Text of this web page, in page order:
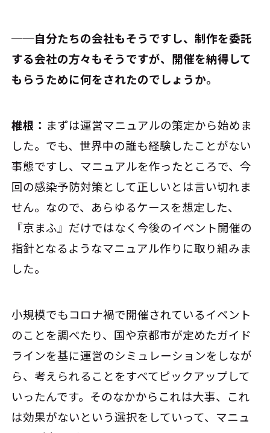
──自分たちの会社もそうですし、制作を委託
する会社の方々もそうですが、開催を納得して
もらうために何をされたのでしょうか。
椎根： まずは運営マニュアルの策定から始めま
した。でも、世界中の誰も経験したことがない
事態ですし、マニュアルを作ったところで、今
回の感染予防対策として正しいとは言い切れま
せん。なので、あらゆるケースを想定した、
『京まふ』だけではなく今後のイベント開催の
指針となるようなマニュアル作りに取り組みま
した。
小規模でもコロナ禍で開催されているイベント
のことを調べたり、国や京都市が定めたガイド
ラインを基に運営のシミュレーションをしなが
ら、考えられることをすべてピックアップして
いったんです。そのなかからこれは大事、これ
は効果がないという選択をしていって、マニュ